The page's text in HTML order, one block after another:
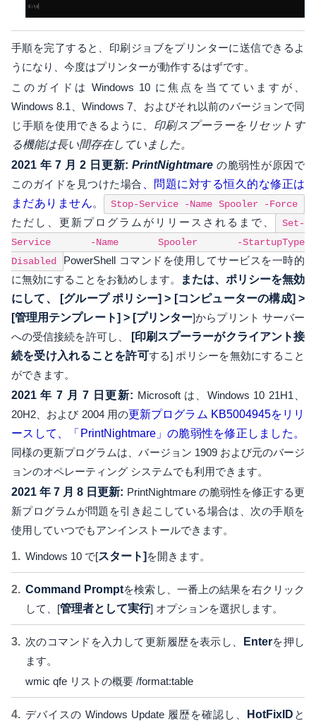
手順を完了すると、印刷ジョブをプリンターに送信できるよ
うになり、今度はプリンターが動作するはずです。
このガイドは Windows 10 に焦点を当てていますが、
Windows 8.1、Windows 7、およびそれ以前のバージョンで同
じ手順を使用できるように、 印刷スプーラーをリセットす
る機能は長い間存在していました。
2021 年 7 月 2 日更新:PrintNightmare の脆弱性が原因で
このガイドを見つけた場合
、問題に対する恒久的な修正は
まだありません。 Stop-Service -Name Spooler -Force
ただし、更新プログラムがリリースされるまで、
Set-
Service -Name Spooler -StartupType
Disabled
PowerShell コマンドを使用してサービスを一時的
に無効にすることをお勧めします。
または、ポリシーを無効
にして、 [グループ ポリシー] > [コンピューターの構成] >
[管理用テンプレート] > [プリンター]からプリント サーバー
への受信接続を許可し、
[印刷スプーラーがクライアント接
続を受け入れることを許可する] ポリシーを無効にすること
ができます。
2021 年 7 月 7 日更新: Microsoft は、Windows 10 21H1、
20H2、および 2004 用の更新プログラム KB5004945をリリ
ースして、「PrintNightmare」の脆弱性を修正しました。
同様の更新プログラムは、バージョン 1909 および元のバージ
ョンのオペレーティング システムでも利用できます。
2021 年 7 月 8 日更新: PrintNightmare の脆弱性を修正する更
新プログラムが問題を引き起こしている場合は、次の手順を
使用していつでもアンインストールできます。
Windows 10 で[スタート] を開きます。
Command Promptを検索し、一番上の結果を右クリック
して、[管理者として実行] オプションを選択します。
次のコマンドを入力して更新履歴を表示し、 Enterを押し
ます。
wmic qfe リストの概要 /format:table
デバイスの Windows Update 履歴を確認し、 HotFixID と